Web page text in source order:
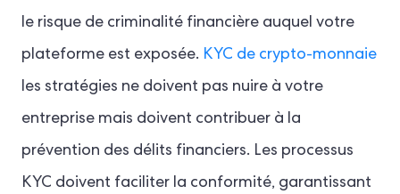
le risque de criminalité financière auquel votre
plateforme est exposée. KYC de crypto-monnaie
les stratégies ne doivent pas nuire à votre
entreprise mais doivent contribuer à la
prévention des délits financiers. Les processus
KYC doivent faciliter la conformité, garantissant